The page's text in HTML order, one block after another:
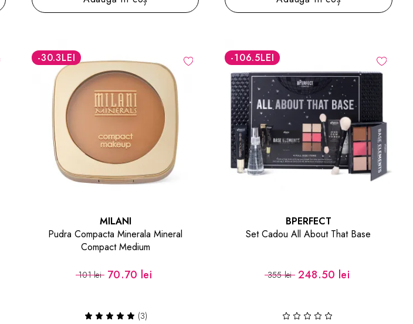
-30.3LEI
MILANI
Pudra Compacta Minerala Mineral
Compact Medium
101 lei 70.70 lei
(3)
-106.5LEI
BPERFECT
Set Cadou All About That Base
355 lei 248.50 lei